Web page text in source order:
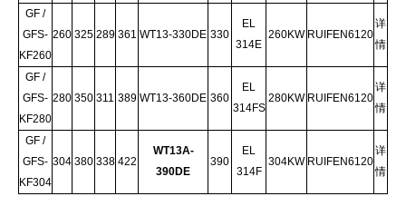
GF /
GFS-
KF260
260 325 289 361 WT13-330DE 330
EL
314E
260KW RUIFEN6120
详
情
GF /
GFS-
KF280
280 350 311 389 WT13-360DE 360
EL
314FS
280KW RUIFEN6120
详
情
GF /
GFS-
KF304
304 380 338 422
WT13A-
390DE
390
EL
314F
304KW RUIFEN6120
详
情